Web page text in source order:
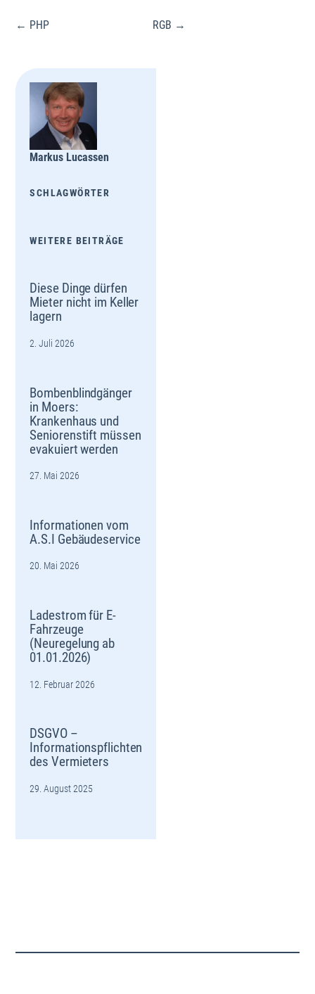
Beitragsnavigation
← PHP RGB →
Markus Lucassen
SCHLAGWÖRTER
WEITERE BEITRÄGE
Diese Dinge dürfen
Mieter nicht im Keller
lagern
2. Juli 2026
Bombenblindgänger
in Moers:
Krankenhaus und
Seniorenstift müssen
evakuiert werden
27. Mai 2026
Informationen vom
A.S.I Gebäudeservice
20. Mai 2026
Ladestrom für E-
Fahrzeuge
(Neuregelung ab
01.01.2026)
12. Februar 2026
DSGVO –
Informationspflichten
des Vermieters
29. August 2025